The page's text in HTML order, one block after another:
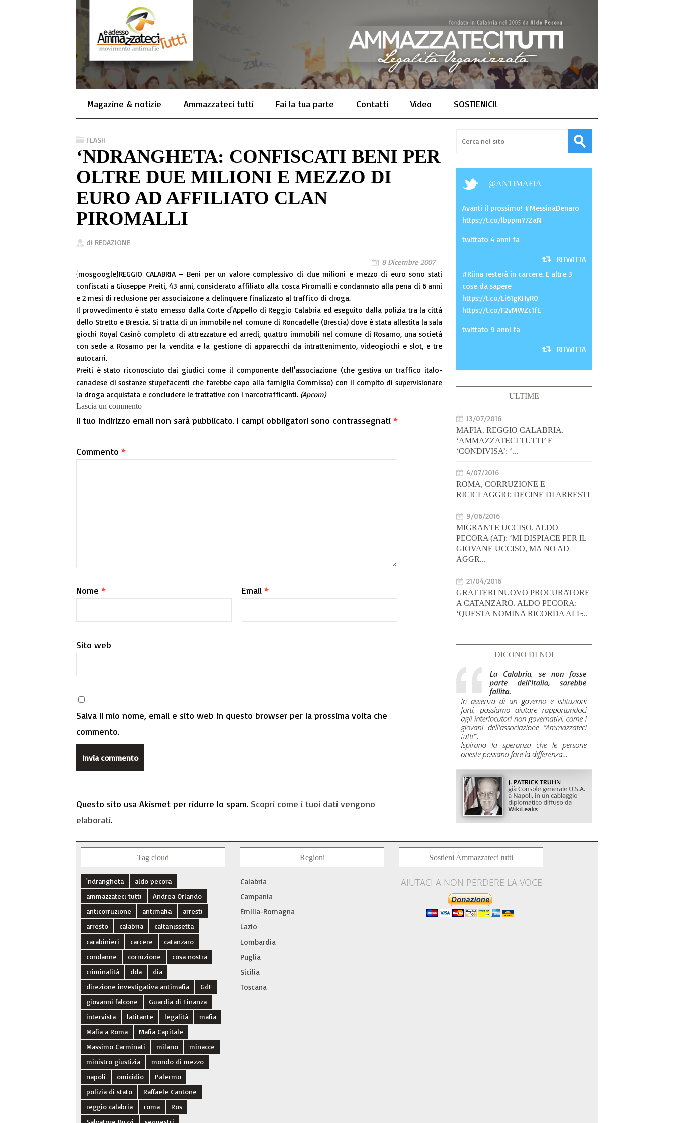
Magazine & notizie Ammazzateci tutti Fai la tua parte Contatti Video SOSTIENICI!
FLASH
‘NDRANGHETA: CONFISCATI BENI PER
OLTRE DUE MILIONI E MEZZO DI
EURO AD AFFILIATO CLAN
PIROMALLI
di REDAZIONE
8 Dicembre 2007
{mosgoogle}REGGIO CALABRIA – Beni per un valore complessivo di due milioni e mezzo di euro sono stati
confiscati a Giuseppe Preiti, 43 anni, considerato affiliato alla cosca Piromalli e condannato alla pena di 6 anni
e 2 mesi di reclusione per associaizone a delinquere finalizzato al traffico di droga.
Il provvedimento è stato emesso dalla Corte d'Appello di Reggio Calabria ed eseguito dalla polizia tra la città
dello Stretto e Brescia. Si tratta di un immobile nel comune di Roncadelle (Brescia) dove è stata allestita la sala
giochi Royal Casinò completo di attrezzature ed arredi, quattro immobili nel comune di Rosarno, una società
con sede a Rosarno per la vendita e la gestione di apparecchi da intrattenimento, videogiochi e slot, e tre
autocarri.
Preiti è stato riconosciuto dai giudici come il componente dell'associazione (che gestiva un traffico italo-
canadese di sostanze stupefacenti che farebbe capo alla famiglia Commisso) con il compito di supervisionare
la droga acquistata e concludere le trattative con i narcotrafficanti. (Apcom)
Lascia un commento
Il tuo indirizzo email non sarà pubblicato. I campi obbligatori sono contrassegnati *
Commento *
Nome * Email *
Sito web
Salva il mio nome, email e sito web in questo browser per la prossima volta che
commento.
Questo sito usa Akismet per ridurre lo spam. Scopri come i tuoi dati vengono
elaborati.
@ANTIMAFIA
Avanti il prossimo! #MessinaDenaro
https://t.co/lbppmY7ZaN
twittato 4 anni fa
RITWITTA
#Riina resterà in carcere. E altre 3
cose da sapere
https://t.co/Li61gKHyR0
https://t.co/F2vMWZc1fE
twittato 9 anni fa
RITWITTA
ULTIME
13/07/2016
MAFIA. REGGIO CALABRIA.
‘AMMAZZATECI TUTTI’ E
‘CONDIVISA’: ‘...
4/07/2016
ROMA, CORRUZIONE E
RICICLAGGIO: DECINE DI ARRESTI
9/06/2016
MIGRANTE UCCISO. ALDO
PECORA (AT): ‘MI DISPIACE PER IL
GIOVANE UCCISO, MA NO AD
AGGR...
21/04/2016
GRATTERI NUOVO PROCURATORE
A CATANZARO. ALDO PECORA:
‘QUESTA NOMINA RICORDA ALL̵...
DICONO DI NOI
Tag cloud
'ndrangheta
aldo pecora
ammazzateci tutti
Andrea Orlando
anticorruzione
antimafia
arresti
arresto
calabria
caltanissetta
carabinieri
carcere
catanzaro
condanne
corruzione
cosa nostra
criminalità
dda
dia
direzione investigativa antimafia
GdF
giovanni falcone
Guardia di Finanza
intervista
latitante legalità
mafia
Mafia a Roma
Mafia Capitale
Massimo Carminati
milano
minacce
ministro giustizia
mondo di mezzo
napoli
omicidio
Palermo
polizia di stato
Raffaele Cantone
reggio calabria
roma
Ros
Regioni
Calabria
Campania
Emilia-Romagna
Lazio
Lombardia
Puglia
Sicilia
Toscana
Sostieni Ammazzateci tutti
AIUTACI A NON PERDERE LA VOCE